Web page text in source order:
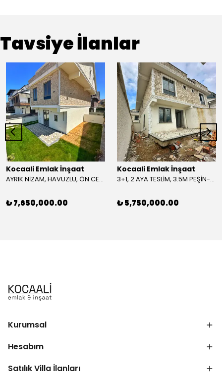
Tavsiye İlanlar
Kocaali Emlak İnşaat
AYRIK NİZAM, HAVUZLU, ÖN CEPHE, ULTRA GENİŞ BAHÇE, LÜKS DİZAYN 4+1 TRİPLEKS VİLLA! KOCAALİ YALI MH
₺ 7,650,000.00
Kocaali Emlak İnşaat
3+1, 2 AYA TESLİM, 3.5M PEŞİN-TAKSİT İMKANLI, FIRSAT FİYAT, ÖN-ARKA CEPHE SEÇENEKLİ-ÖN, LÜKS DİZAYN TRİPLEKS VİLLA! KOCAALİ ALANDERE MH
₺ 5,750,000.00
Kurumsal
Hesabım
Satılık Villa İlanları